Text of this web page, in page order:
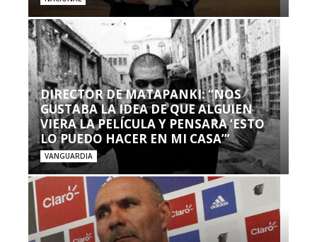
DIRECTOR DE MATAPANKI: “NOS
GUSTABA LA IDEA DE QUE ALGUIEN
VIERA LA PELÍCULA Y PENSARA ‘ESTO
LO PUEDO HACER EN MI CASA’”
VANGUARDIA